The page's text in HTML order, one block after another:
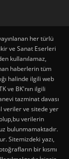
her türlü
ve Sanat Eserleri
kullanılamaz,
haberlerin tüm
halinde ilgili web
ve BK'nın ilgili
tazminat davası
veriler ve sitede yer
verilerin
bulunmamaktadır.
Sitemizdeki yazı,
bir kısmı